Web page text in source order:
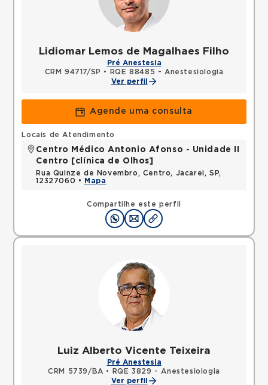
Lidiomar Lemos de Magalhaes Filho
Pré Anestesia
CRM 94717/SP •
RQE 88485 - Anestesiologia
Ver perfil
Agende uma consulta
Compartilhe este perfil
Locais de Atendimento
Centro Médico Antonio Afonso - Unidade II
Centro [clínica de Olhos]
Rua Quinze de Novembro, Centro, Jacarei, SP,
12327060 •
Mapa
Luiz Alberto Vicente Teixeira
Pré Anestesia
CRM 5739/BA •
RQE 3829 - Anestesiologia
Ver perfil